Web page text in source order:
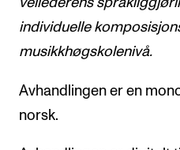
veilederens
individuelle
musikkhøgskolenivå.
Avhandlingen er en
norsk.